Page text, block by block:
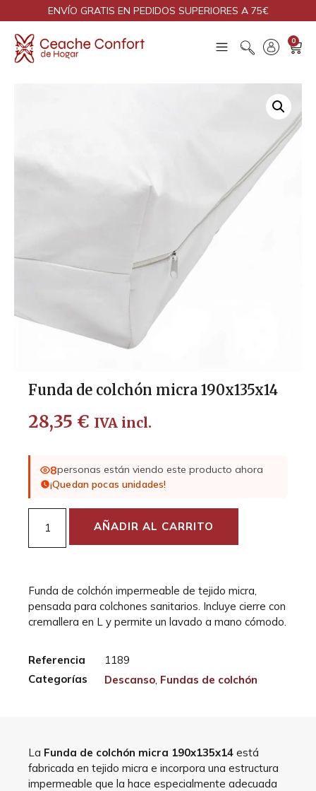
ENVÍO GRATIS EN PEDIDOS SUPERIORES A 75€
0
Funda de colchón micra 190x135x14
28,35 € IVA incl.
8personas están viendo este producto ahora
¡Quedan pocas unidades!
AÑADIR AL CARRITO
Funda de colchón impermeable de tejido micra,
pensada para colchones sanitarios. Incluye cierre con
cremallera en L y permite un lavado a mano cómodo.
Referencia
1189
Categorías
Descanso Fundas de colchón
La Funda de colchón micra 190x135x14 está
fabricada en tejido micra e incorpora una estructura
impermeable que la hace especialmente adecuada